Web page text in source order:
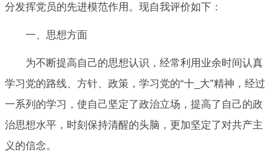
分发挥党员的先进模范作用。现自我评价如下：
一、思想方面
为不断提高自己的思想认识，经常利用业余时间认真
学习党的路线、方针、政策，学习党的“十_大”精神，经过
一系列的学习，使自己坚定了政治立场，提高了自己的政
治思想水平，时刻保持清醒的头脑，更加坚定了对共产主
义的信念。